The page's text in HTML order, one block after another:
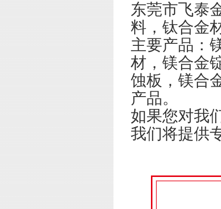
东莞市飞泰
料，钛合金
主要产品：
材，镁合金
蚀板，镁合
产品。
如果您对我
我们将提供